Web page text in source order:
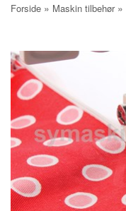
BRODERIMASKINER
INDUSTRI
BRUGTE/DEMO
MASKIN TILBEHØR
SYTILBEHØR
Forside » Maskin tilbehør»